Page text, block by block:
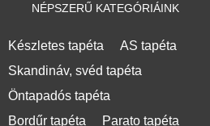
NÉPSZERŰ KATEGÓRIÁINK
Készletes tapéta
AS tapéta
Skandináv, svéd tapéta
Öntapadós tapéta
Bordűr tapéta
Parato tapéta